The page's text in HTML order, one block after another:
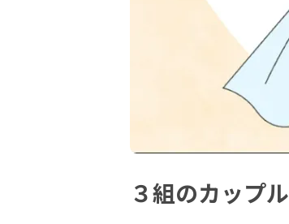
３組のカップ